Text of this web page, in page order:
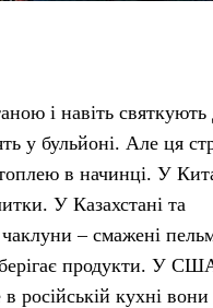
і навіть
у бульйоні. Але ця
в начинці. У
У Казахстані та
– смажені
продукти. У
російській кухні вони